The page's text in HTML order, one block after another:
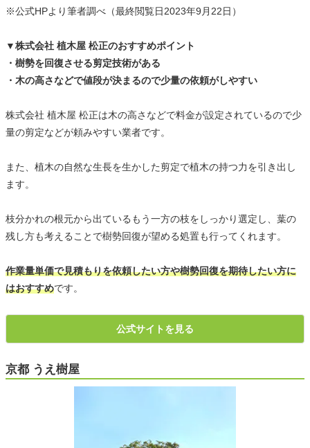
※公式HPより筆者調べ（最終閲覧日2023年9月22日）
▼株式会社 植木屋 松正のおすすめポイント
・樹勢を回復させる剪定技術がある
・木の高さなどで値段が決まるので少量の依頼がしやすい
株式会社 植木屋 松正は木の高さなどで料金が設定されているので少
量の剪定などが頼みやすい業者です。
また、植木の自然な生長を生かした剪定で植木の持つ力を引き出し
ます。
枝分かれの根元から出ているもう一方の枝をしっかり選定し、葉の
残し方も考えることで樹勢回復が望める処置も行ってくれます。
作業量単価で見積もりを依頼したい方や樹勢回復を期待したい方に
はおすすめです。
公式サイトを見る
京都 うえ樹屋